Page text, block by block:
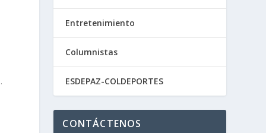
Entretenimiento
Columnistas
ESDEPAZ-COLDEPORTES
CONTÁCTENOS